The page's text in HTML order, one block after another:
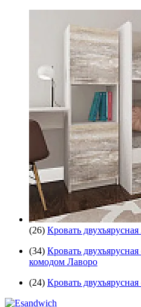
(26) Кровать
(34) Кровать
комодом Лаворо
(24) Кровать